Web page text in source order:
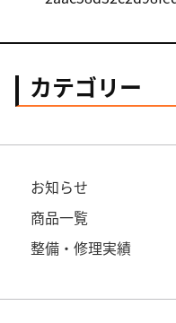
カテゴリー
お知らせ
商品一覧
整備・修理実績